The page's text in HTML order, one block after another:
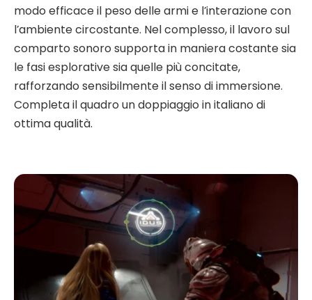
modo efficace il peso delle armi e l’interazione con
l’ambiente circostante. Nel complesso, il lavoro sul
comparto sonoro supporta in maniera costante sia
le fasi esplorative sia quelle più concitate,
rafforzando sensibilmente il senso di immersione.
Completa il quadro un doppiaggio in italiano di
ottima qualità.